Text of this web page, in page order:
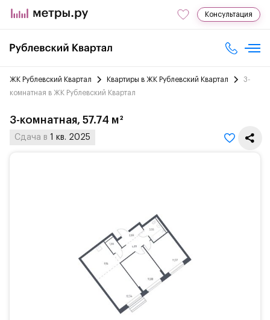
Консультация
ЖК Рублевский Квартал Квартиры в ЖК Рублевский Квартал
3-
комнатная в ЖК Рублевский Квартал
3-комнатная, 57.74 м²
Сдача в 1 кв. 2025